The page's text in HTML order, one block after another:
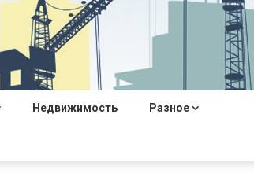
Недвижимость Разное